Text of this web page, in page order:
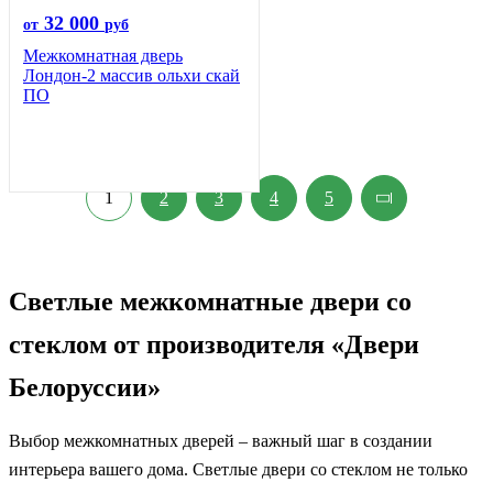
от 32 000 руб
Межкомнатная дверь
Лондон-2 массив ольхи скай
ПО
1 2 3 4 5
Светлые межкомнатные двери со
стеклом от производителя «Двери
Белоруссии»
Выбор межкомнатных дверей – важный шаг в создании
интерьера вашего дома. Светлые двери со стеклом не только